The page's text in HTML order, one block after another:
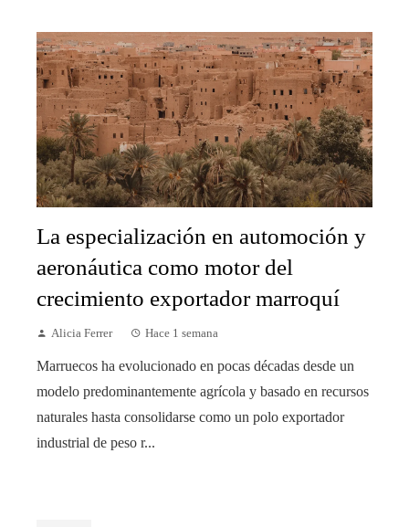
La especialización en automoción y
aeronáutica como motor del
crecimiento exportador marroquí
Alicia Ferrer Hace 1 semana
Marruecos ha evolucionado en pocas décadas desde un
modelo predominantemente agrícola y basado en recursos
naturales hasta consolidarse como un polo exportador
industrial de peso r...